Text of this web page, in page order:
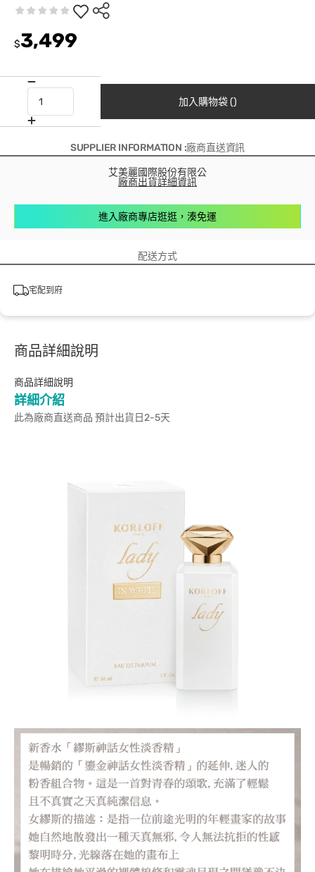
$3,499
加入購物袋 ()
SUPPLIER INFORMATION :廠商直送資訊
艾美麗國際股份有限公
廠商出貨詳細資訊
進入廠商專店逛逛，湊免運
配送方式
宅配到府
商品詳細說明
商品詳細說明
詳細介紹
此為廠商直送商品 預計出貨日2-5天